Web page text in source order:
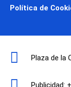
Política de
Plaza de la